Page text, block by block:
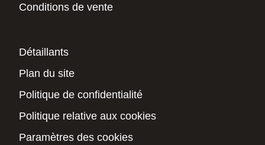
Conditions de vente
Détaillants
Plan du site
Politique de confidentialité
Politique relative aux cookies
Paramètres des cookies